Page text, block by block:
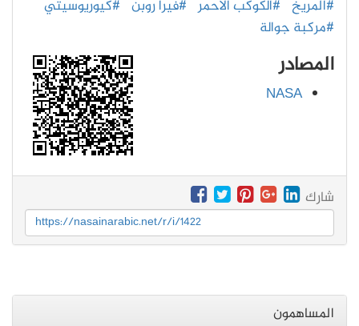
#المريخ #الكوكب الاحمر #فيرا روبن #كيوريوسيتي
#مركبة جوالة
المصادر
NASA
شارك
https://nasainarabic.net/r/i/1422
المساهمون